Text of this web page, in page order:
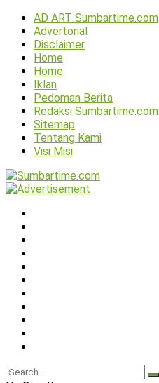
AD ART Sumbartime.com
Advertorial
Disclaimer
Home
Home
Iklan
Pedoman Berita
Redaksi Sumbartime.com
Sitemap
Tentang Kami
Visi Misi